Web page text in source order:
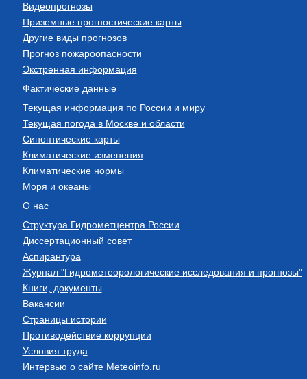
Видеопрогнозы
Приземные прогностические карты
Другие виды прогнозов
Прогноз пожароопасности
Экстренная информация
Фактические данные
Текущая информация по России и миру
Текущая погода в Москве и области
Синоптические карты
Климатические изменения
Климатические нормы
Моря и океаны
О нас
Структура Гидрометцентра России
Диссертационный совет
Аспирантура
Журнал "Гидрометеорологические исследования и прогнозы"
Книги, документы
Вакансии
Страницы истории
Противодействие коррупции
Условия труда
Интервью о сайте Meteoinfo.ru